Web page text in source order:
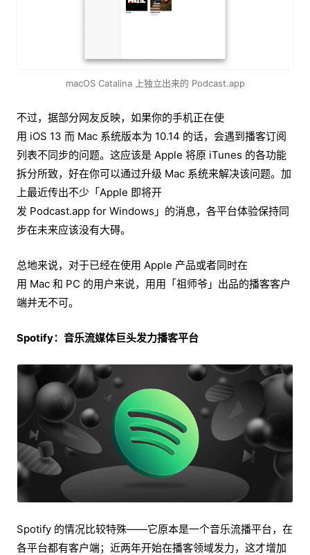
macOS Catalina 上独立出来的 Podcast.app
不过，据部分网友反映，如果你的手机正在使
用 iOS 13 而 Mac 系统版本为 10.14 的话，会遇到播客订阅
列表不同步的问题。这应该是 Apple 将原 iTunes 的各功能
拆分所致，好在你可以通过升级 Mac 系统来解决该问题。加
上最近传出不少「Apple 即将开
发 Podcast.app for Windows」的消息，各平台体验保持同
步在未来应该没有大碍。
总地来说，对于已经在使用 Apple 产品或者同时在
用 Mac 和 PC 的用户来说，用用「祖师爷」出品的播客客户
端并无不可。
Spotify：音乐流媒体巨头发力播客平台
Spotify 的情况比较特殊——它原本是一个音乐流播平台，在
各平台都有客户端；近两年开始在播客领域发力，这才增加